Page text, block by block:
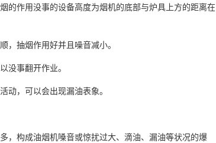
的作用没事的设备高度为烟机的底部与炉具上方的距离在
抽烟作用好并且噪音减小。
事翻开作业。
，可以会出现漏油表象。
构成油烟机嗓音或惊扰过大、滴油、漏油等状况的爆